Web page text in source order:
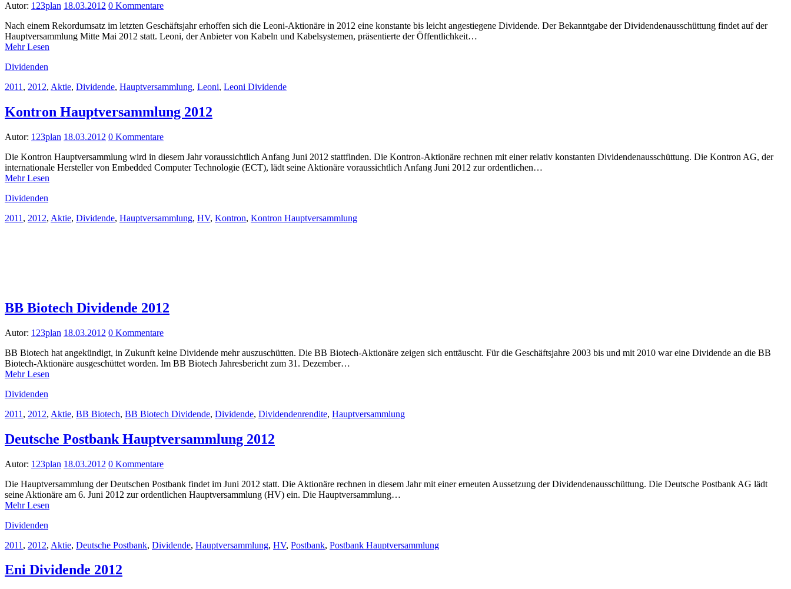
Autor: 123plan 18.03.2012 0 Kommentare
Nach einem Rekordumsatz im letzten Geschäftsjahr erhoffen sich die Leoni-Aktionäre in 2012 eine konstante bis leicht angestiegene Dividende. Der Bekanntgabe der Dividendenausschüttung findet auf der
Hauptversammlung Mitte Mai 2012 statt. Leoni, der Anbieter von Kabeln und Kabelsystemen, präsentierte der Öffentlichkeit…
Mehr Lesen
Dividenden
2011 , 2012, Aktie, Dividende, Hauptversammlung, Leoni, Leoni Dividende
Kontron Hauptversammlung 2012
Autor: 123plan 18.03.2012 0 Kommentare
Die Kontron Hauptversammlung wird in diesem Jahr voraussichtlich Anfang Juni 2012 stattfinden. Die Kontron-Aktionäre rechnen mit einer relativ konstanten Dividendenausschüttung. Die Kontron AG, der
internationale Hersteller von Embedded Computer Technologie (ECT), lädt seine Aktionäre voraussichtlich Anfang Juni 2012 zur ordentlichen…
Mehr Lesen
Dividenden
2011 , 2012, Aktie, Dividende, Hauptversammlung, HV, Kontron, Kontron Hauptversammlung
BB Biotech Dividende 2012
Autor: 123plan 18.03.2012 0 Kommentare
BB Biotech hat angekündigt, in Zukunft keine Dividende mehr auszuschütten. Die BB Biotech-Aktionäre zeigen sich enttäuscht. Für die Geschäftsjahre 2003 bis und mit 2010 war eine Dividende an die BB
Biotech-Aktionäre ausgeschüttet worden. Im BB Biotech Jahresbericht zum 31. Dezember…
Mehr Lesen
Dividenden
2011 , 2012, Aktie, BB Biotech, BB Biotech Dividende, Dividende, Dividendenrendite, Hauptversammlung
Deutsche Postbank Hauptversammlung 2012
Autor: 123plan 18.03.2012 0 Kommentare
Die Hauptversammlung der Deutschen Postbank findet im Juni 2012 statt. Die Aktionäre rechnen in diesem Jahr mit einer erneuten Aussetzung der Dividendenausschüttung. Die Deutsche Postbank AG lädt
seine Aktionäre am 6. Juni 2012 zur ordentlichen Hauptversammlung (HV) ein. Die Hauptversammlung…
Mehr Lesen
Dividenden
2011 , 2012, Aktie, Deutsche Postbank, Dividende, Hauptversammlung, HV, Postbank, Postbank Hauptversammlung
Eni Dividende 2012